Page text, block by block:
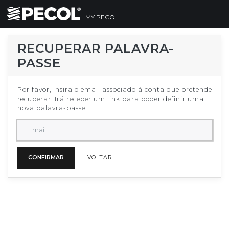
MY PECOL
RECUPERAR PALAVRA-
PASSE
Por favor, insira o email associado à conta que pretende
recuperar. Irá receber um link para poder definir uma
nova palavra-passe.
CONFIRMAR VOLTAR